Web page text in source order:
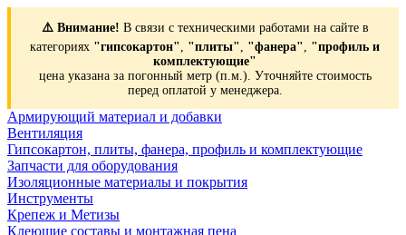
⚠️ Внимание! В связи с техническими работами на сайте в
категориях "гипсокартон", "плиты", "фанера", "профиль и
комплектующие"
цена указана за погонный метр (п.м.). Уточняйте стоимость
перед оплатой у менеджера.
Армирующий материал и добавки
Вентиляция
Гипсокартон, плиты, фанера, профиль и комплектующие
Запчасти для оборудования
Изоляционные материалы и покрытия
Инструменты
Крепеж и Метизы
Клеющие составы и монтажная пена